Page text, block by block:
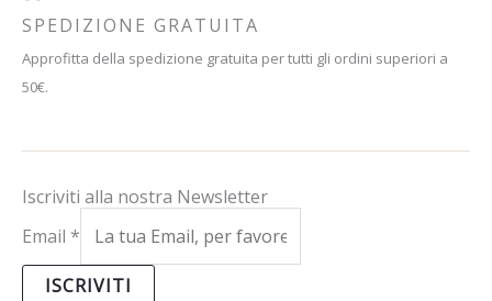
SPEDIZIONE GRATUITA
Approfitta della spedizione gratuita per tutti gli ordini superiori a
50€.
Iscriviti alla nostra Newsletter
Email *
ISCRIVITI